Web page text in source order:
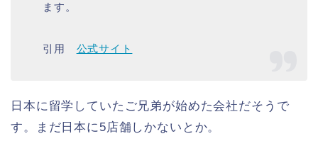
ます。
引用 公式サイト
日本に留学していたご兄弟が始めた会社だそうで
す。まだ日本に5店舗しかないとか。